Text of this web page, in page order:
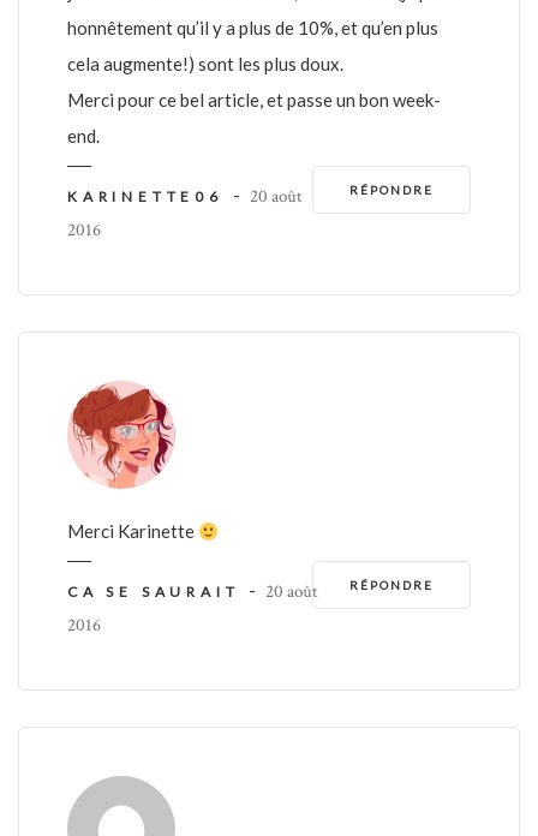
honnêtement qu’il y a plus de 10%, et qu’en plus
cela augmente!) sont les plus doux.
Merci pour ce bel article, et passe un bon week-
end.
RÉPONDRE
KARINETTE06 - 20 août
2016
Merci Karinette
RÉPONDRE
CA SE SAURAIT - 20 août
2016